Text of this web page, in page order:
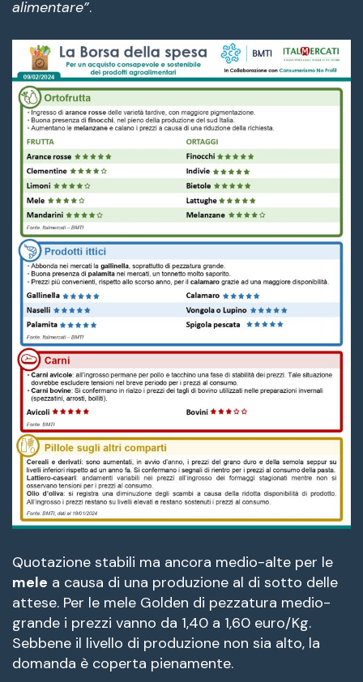
alimentare”.
Quotazione stabili ma ancora medio-alte per le
mele a causa di una produzione al di sotto delle
attese. Per le mele Golden di pezzatura medio-
grande i prezzi vanno da 1,40 a 1,60 euro/Kg.
Sebbene il livello di produzione non sia alto, la
domanda è coperta pienamente.